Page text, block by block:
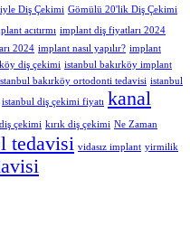
Diş Çekimi Gömülü 20'lik Diş Çekimi
acıtırmı implant diş fiyatları 2024
2024 implant nasıl yapılır? implant
diş çekimi istanbul bakırköy implant
bakırköy ortodonti tedavisi istanbul
istanbul diş çekimi fiyatı kanal
çekimi kırık diş çekimi Ne Zaman
tedavisi vidasız implant yirmilik